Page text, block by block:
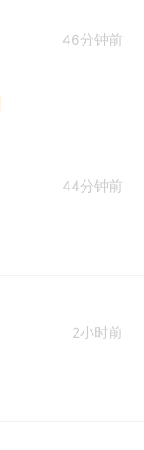
46分钟前
44分钟前
2小时前